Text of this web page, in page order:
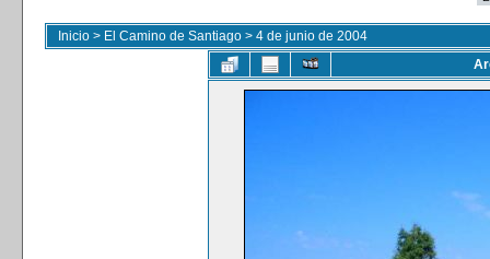
Inicio > El Camino de Santiago > 4 de junio de 2004